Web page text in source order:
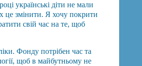
українські діти не мали
це змінити. Я хочу покрити
свій час на те, щоб
Фонду потрібен час та
щоб в майбутньому не